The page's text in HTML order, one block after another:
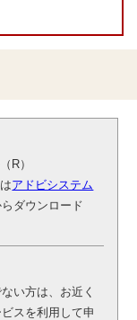
R）
アドビシステム
ダウンロード
い方は、お近く
スを利用して申